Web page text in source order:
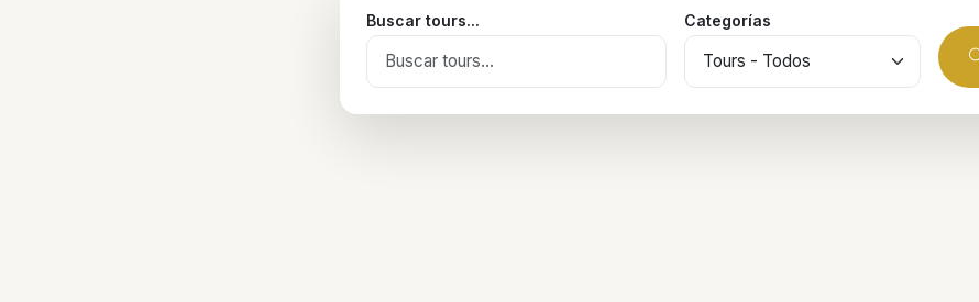
Buscar tours...
Categorías